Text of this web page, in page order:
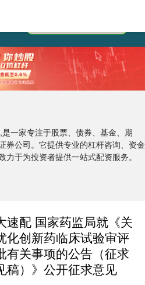
一家专注于股票、债券、基金、期
券公司。它提供专业的杠杆咨询、资金
于为投资者提供一站式配资服务。
速配 国家药监局就《关
化创新药临床试验审评
有关事项的公告（征求
稿）》公开征求意见